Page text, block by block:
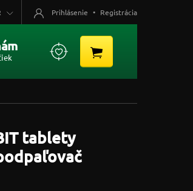
tablety
Prihlásenie • Registrácia